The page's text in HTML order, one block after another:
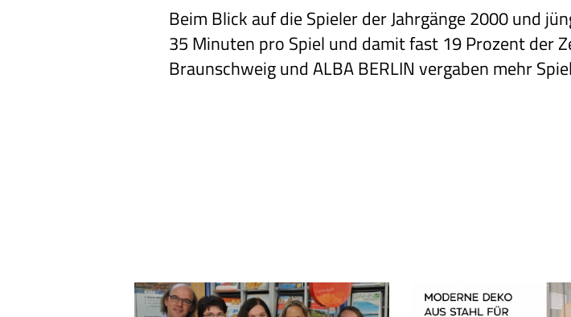
Beim Blick auf die Spieler der Jahrgänge 2000 und
35 Minuten pro Spiel und damit fast 19 Prozent der
Braunschweig und ALBA BERLIN vergaben mehr